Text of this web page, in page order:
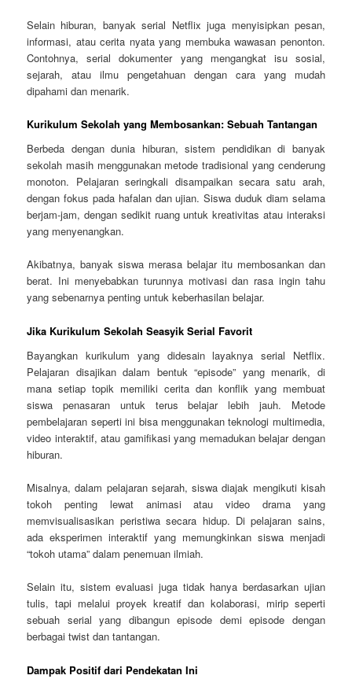
Selain hiburan, banyak serial Netflix juga menyisipkan pesan,
informasi, atau cerita nyata yang membuka wawasan penonton.
Contohnya, serial dokumenter yang mengangkat isu sosial,
sejarah, atau ilmu pengetahuan dengan cara yang mudah
dipahami dan menarik.
Kurikulum Sekolah yang Membosankan: Sebuah Tantangan
Berbeda dengan dunia hiburan, sistem pendidikan di banyak
sekolah masih menggunakan metode tradisional yang cenderung
monoton. Pelajaran seringkali disampaikan secara satu arah,
dengan fokus pada hafalan dan ujian. Siswa duduk diam selama
berjam-jam, dengan sedikit ruang untuk kreativitas atau interaksi
yang menyenangkan.
Akibatnya, banyak siswa merasa belajar itu membosankan dan
berat. Ini menyebabkan turunnya motivasi dan rasa ingin tahu
yang sebenarnya penting untuk keberhasilan belajar.
Jika Kurikulum Sekolah Seasyik Serial Favorit
Bayangkan kurikulum yang didesain layaknya serial Netflix.
Pelajaran disajikan dalam bentuk “episode” yang menarik, di
mana setiap topik memiliki cerita dan konflik yang membuat
siswa penasaran untuk terus belajar lebih jauh. Metode
pembelajaran seperti ini bisa menggunakan teknologi multimedia,
video interaktif, atau gamifikasi yang memadukan belajar dengan
hiburan.
Misalnya, dalam pelajaran sejarah, siswa diajak mengikuti kisah
tokoh penting lewat animasi atau video drama yang
memvisualisasikan peristiwa secara hidup. Di pelajaran sains,
ada eksperimen interaktif yang memungkinkan siswa menjadi
“tokoh utama” dalam penemuan ilmiah.
Selain itu, sistem evaluasi juga tidak hanya berdasarkan ujian
tulis, tapi melalui proyek kreatif dan kolaborasi, mirip seperti
sebuah serial yang dibangun episode demi episode dengan
berbagai twist dan tantangan.
Dampak Positif dari Pendekatan Ini